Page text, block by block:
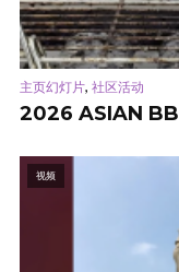
主页幻灯片, 社区活动
2026 ASIAN
视频